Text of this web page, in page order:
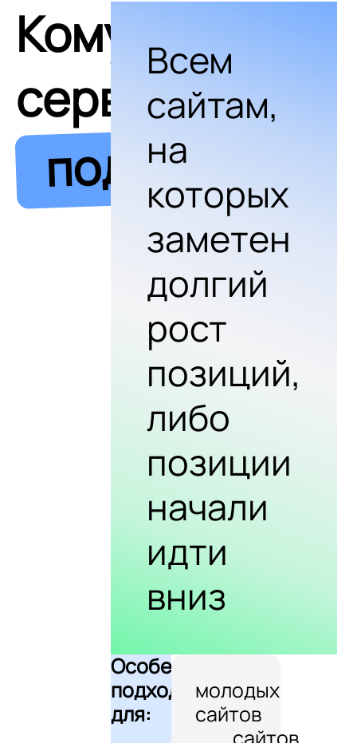
Кому
сервис
подходит
Всем
сайтам,
на
которых
заметен
долгий
рост
позиций,
либо
позиции
начали
идти
вниз
Особенно
подходит
для:
молодых
сайтов